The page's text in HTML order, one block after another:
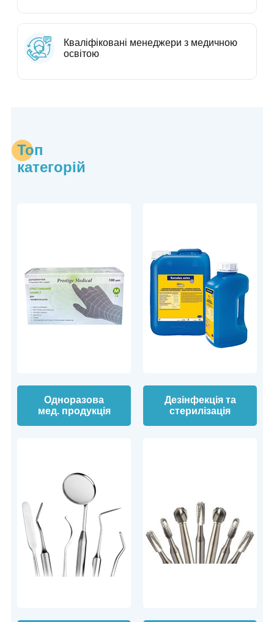
Кваліфіковані менеджери з медичною
освітою
Топ
категорій
Одноразова
мед. продукція
Дезінфекція та
стерилізація